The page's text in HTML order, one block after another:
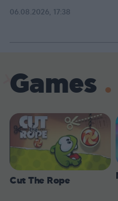
06.08.2026, 17:38
Games
Cut The Rope